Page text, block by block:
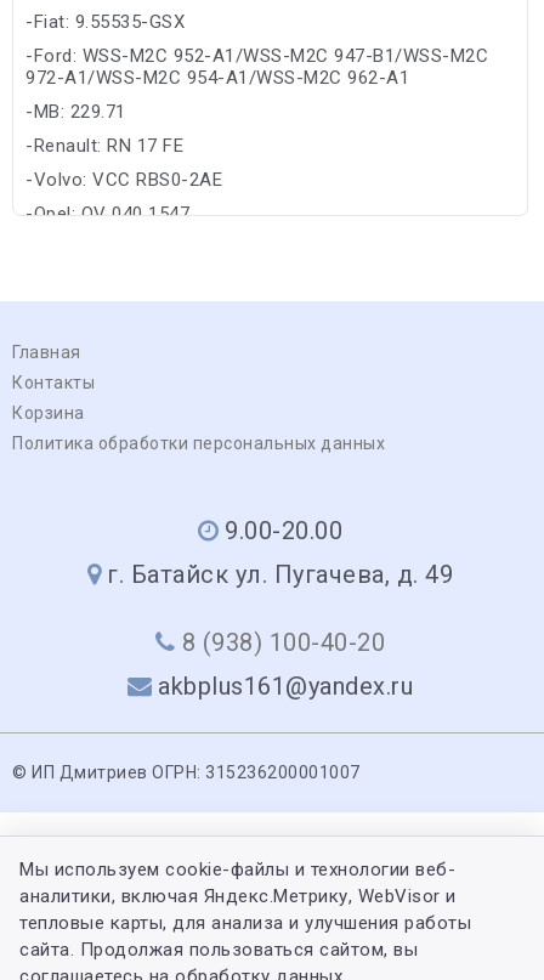
-Fiat: 9.55535-GSX
-Ford: WSS-M2C 952-A1/WSS-M2C 947-B1/WSS-M2C
972-A1/WSS-M2C 954-A1/WSS-M2C 962-A1
-MB: 229.71
-Renault: RN 17 FE
-Volvo: VCC RBS0-2AE
-Opel: OV 040 1547
Главная
Контакты
Корзина
Политика обработки персональных данных
9.00-20.00
г. Батайск ул. Пугачева, д. 49
8 (938) 100-40-20
akbplus161@yandex.ru
© ИП Дмитриев ОГРН: 315236200001007
Мы используем cookie-файлы и технологии веб-
аналитики, включая Яндекс.Метрику, WebVisor и
тепловые карты, для анализа и улучшения работы
сайта. Продолжая пользоваться сайтом, вы